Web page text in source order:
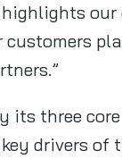
its three
drivers of